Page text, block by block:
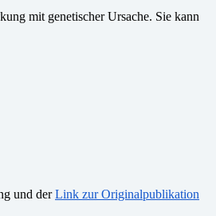
mit genetischer Ursache. Sie kann
und derLink zur Originalpublikation